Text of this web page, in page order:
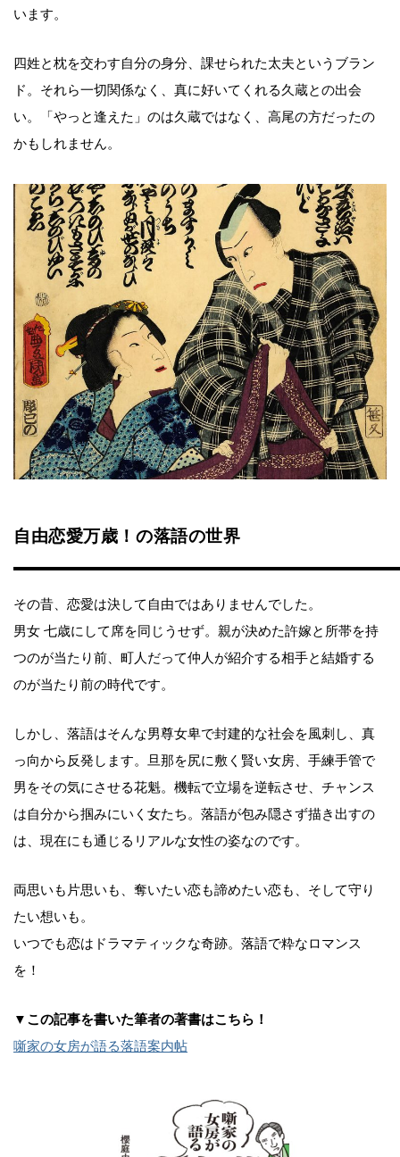
います。
四姓と枕を交わす自分の身分、課せられた太夫というブラン
ド。それら一切関係なく、真に好いてくれる久蔵との出会
い。「やっと逢えた」のは久蔵ではなく、高尾の方だったの
かもしれません。
自由恋愛万歳！の落語の世界
その昔、恋愛は決して自由ではありませんでした。
男女 七歳にして席を同じうせず。親が決めた許嫁と所帯を持
つのが当たり前、町人だって仲人が紹介する相手と結婚する
のが当たり前の時代です。
しかし、落語はそんな男尊女卑で封建的な社会を風刺し、真
っ向から反発します。旦那を尻に敷く賢い女房、手練手管で
男をその気にさせる花魁。機転で立場を逆転させ、チャンス
は自分から掴みにいく女たち。落語が包み隠さず描き出すの
は、現在にも通じるリアルな女性の姿なのです。
両思いも片思いも、奪いたい恋も諦めたい恋も、そして守り
たい想いも。
いつでも恋はドラマティックな奇跡。落語で粋なロマンス
を！
▼この記事を書いた筆者の著書はこちら！
噺家の女房が語る落語案内帖